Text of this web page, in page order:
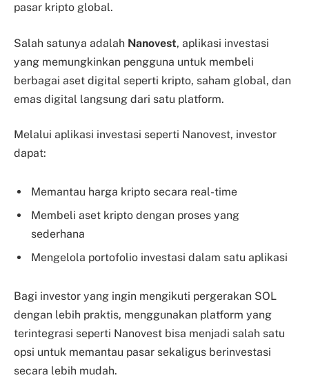
pasar kripto global.
Salah satunya adalah Nanovest, aplikasi investasi
yang memungkinkan pengguna untuk membeli
berbagai aset digital seperti kripto, saham global, dan
emas digital langsung dari satu platform.
Melalui aplikasi investasi seperti Nanovest, investor
dapat:
Memantau harga kripto secara real-time
Membeli aset kripto dengan proses yang
sederhana
Mengelola portofolio investasi dalam satu aplikasi
Bagi investor yang ingin mengikuti pergerakan SOL
dengan lebih praktis, menggunakan platform yang
terintegrasi seperti Nanovest bisa menjadi salah satu
opsi untuk memantau pasar sekaligus berinvestasi
secara lebih mudah.